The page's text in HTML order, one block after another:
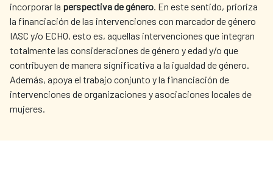
incorporar la perspectiva de género. En este sentido, prioriza
la financiación de las intervenciones con marcador de género
IASC y/o ECHO, esto es, aquellas intervenciones que integran
totalmente las consideraciones de género y edad y/o que
contribuyen de manera significativa a la igualdad de género.
Además, apoya el trabajo conjunto y la financiación de
intervenciones de organizaciones y asociaciones locales de
mujeres.